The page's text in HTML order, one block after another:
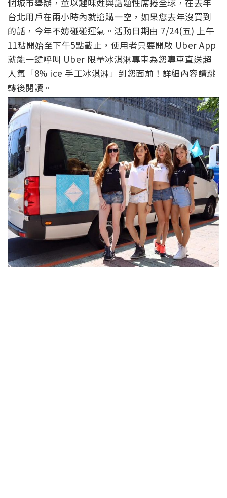
台北用戶在兩小時內就搶購一空，如果您去年沒買到
的話，今年不妨碰碰運氣。活動日期由 7/24(五) 上午
11點開始至下午5點截止，使用者只要開啟 Uber App
就能一鍵呼叫 Uber 限量冰淇淋專車為您專車直送超
人氣「8% ice 手工冰淇淋」到您面前！詳細內容請跳
轉後閱讀。